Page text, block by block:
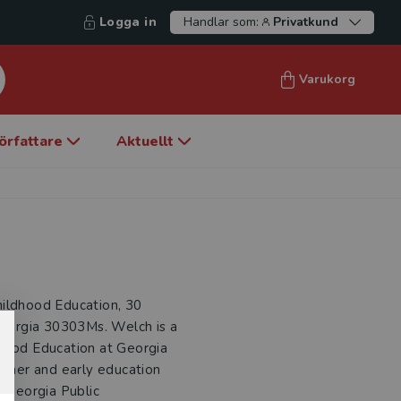
Logga in Handlar som: Privatkund
Varukorg
Aktuellt
Education, 30
30303Ms. Welch is a
Education at Georgia
and early education
Georgia Public